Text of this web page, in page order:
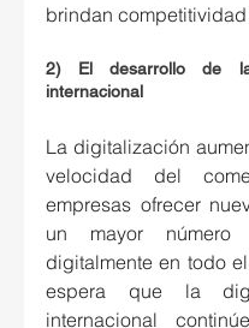
brindan
2) El desarrollo de la
internacional
La digitalización
velocidad del
empresas ofrecer
un mayor número
digitalmente en todo
espera que la
internacional